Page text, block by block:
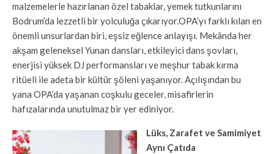
malzemelerle hazırlanan özel tabaklar, yemek tutkunlarını
Bodrum’da lezzetli bir yolculuğa çıkarıyor.OPA’yı farklı kılan en
önemli unsurlardan biri, eşsiz eğlence anlayışı. Mekânda her
akşam geleneksel Yunan dansları, etkileyici dans şovları,
enerjisi yüksek DJ performansları ve meşhur tabak kırma
ritüeli ile adeta bir kültür şöleni yaşanıyor. Açılışından bu
yana OPA’da yaşanan coşkulu geceler, misafirlerin
hafızalarında unutulmaz bir yer ediniyor.
Lüks, Zarafet ve Samimiyet
Aynı Çatıda